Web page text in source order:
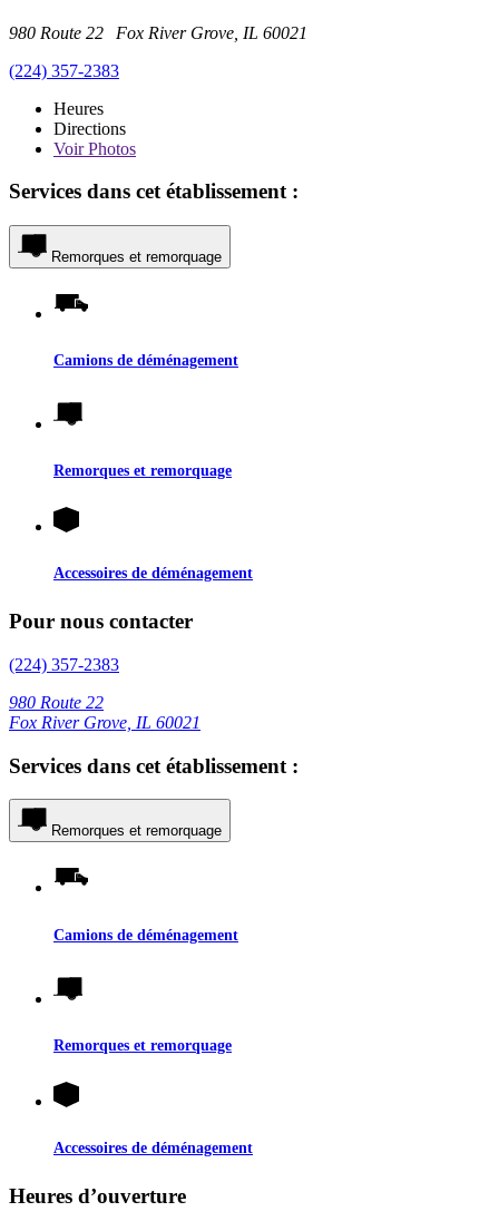
980 Route 22 Fox River Grove, IL 60021
(224) 357-2383
Heures
Directions
VoirPhotos
Services dans cet établissement :
Remorques et remorquage
Camions de déménagement
Remorques et remorquage
Accessoires de déménagement
Pour nous contacter
(224) 357-2383
980 Route 22
Fox River Grove, IL 60021
Services dans cet établissement :
Remorques et remorquage
Camions de déménagement
Remorques et remorquage
Accessoires de déménagement
Heures d’ouverture